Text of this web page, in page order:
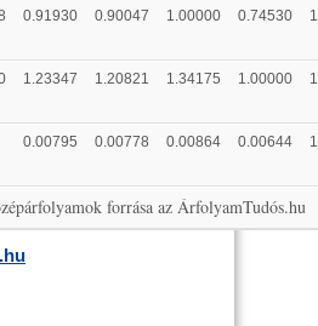
0.91930 0.90047 1.00000 0.74530
1.23347 1.20821 1.34175 1.00000
0.00795 0.00778 0.00864 0.00644
forrása az ÁrfolyamTudós.hu